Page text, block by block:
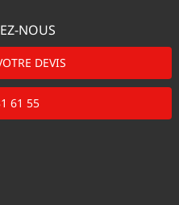
NOUS
DEVIS
61 55